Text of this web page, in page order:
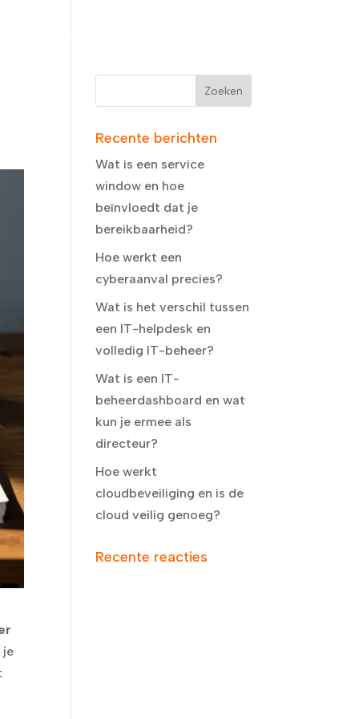
Vraag informatie aan
je
Recente berichten
Wat is een service
window en hoe
beïnvloedt dat je
bereikbaarheid?
Hoe werkt een
cyberaanval precies?
Wat is het verschil tussen
een IT-helpdesk en
volledig IT-beheer?
Wat is een IT-
beheerdashboard en wat
kun je ermee als
directeur?
Hoe werkt
cloudbeveiliging en is de
cloud veilig genoeg?
Recente reacties